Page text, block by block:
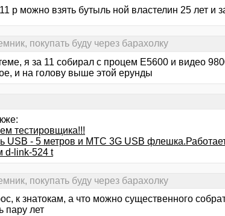
р можно взять бутыль ной властелин 25 лет и
покупать буду через барахолку
я за 11 собирал с процем Е5600 и видео
и на голову выше этой ерунды
тестировщика!!!
USB - 5 метров и МТС 3G USB
d-link-524 t
покупать буду через барахолку
к знатокам, а что можно существенного
пару лет